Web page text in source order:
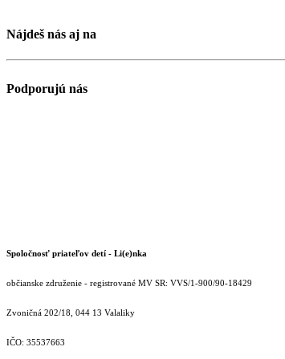
Nájdeš nás aj na
Podporujú nás
Spoločnosť priateľov detí - Li(e)nka
občianske združenie - registrované MV SR: VVS/1-900/90-18429
Zvoničná 202/18, 044 13 Valaliky
IČO: 35537663